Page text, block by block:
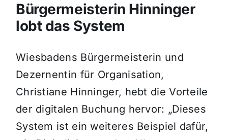
Bürgermeisterin Hinninger
lobt das System
Wiesbadens Bürgermeisterin und
Dezernentin für Organisation,
Christiane Hinninger, hebt die Vorteile
der digitalen Buchung hervor: „Dieses
System ist ein weiteres Beispiel dafür,